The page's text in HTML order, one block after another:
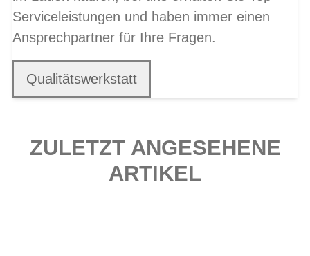
Serviceleistungen und haben immer einen
Ansprechpartner für Ihre Fragen.
Qualitätswerkstatt
ZULETZT ANGESEHENE
ARTIKEL